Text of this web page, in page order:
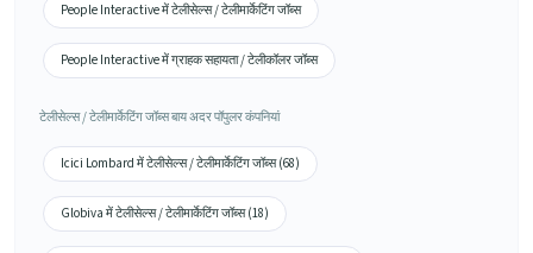
People Interactive में टेलीसेल्स / टेलीमार्केटिंग जॉब्स
People Interactive में ग्राहक सहायता / टेलीकॉलर जॉब्स
टेलीसेल्स / टेलीमार्केटिंग जॉब्स बाय अदर पॉपुलर कंपनियां
Icici Lombard में टेलीसेल्स / टेलीमार्केटिंग जॉब्स (68)
Globiva में टेलीसेल्स / टेलीमार्केटिंग जॉब्स (18)